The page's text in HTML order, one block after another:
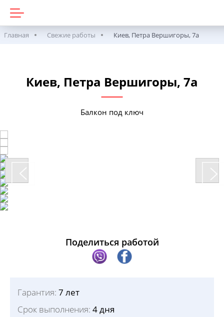
Главная Свежие работы Киев, Петра Вершигоры, 7а
Киев, Петра Вершигоры, 7а
Балкон под ключ
Поделиться работой
Гарантия: 7 лет
Срок выполнения: 4 дня